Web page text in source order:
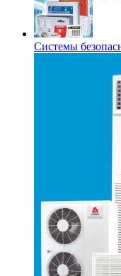
Системы